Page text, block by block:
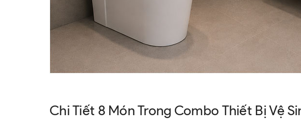
Chi Tiết 8 Món Trong Combo Thiết Bị Vệ